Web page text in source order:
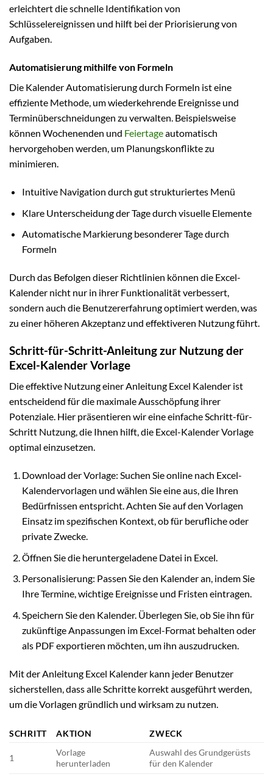
erleichtert die schnelle Identifikation von
Schlüsselereignissen und hilft bei der Priorisierung von
Aufgaben.
Automatisierung mithilfe von Formeln
Die Kalender Automatisierung durch Formeln ist eine
effiziente Methode, um wiederkehrende Ereignisse und
Terminüberschneidungen zu verwalten. Beispielsweise
können Wochenenden und Feiertageautomatisch
hervorgehoben werden, um Planungskonflikte zu
minimieren.
Intuitive Navigation durch gut strukturiertes Menü
Klare Unterscheidung der Tage durch visuelle Elemente
Automatische Markierung besonderer Tage durch
Formeln
Durch das Befolgen dieser Richtlinien können die Excel-
Kalender nicht nur in ihrer Funktionalität verbessert,
sondern auch die Benutzererfahrung optimiert werden, was
zu einer höheren Akzeptanz und effektiveren Nutzung führt.
Schritt-für-Schritt-Anleitung zur Nutzung der
Excel-Kalender Vorlage
Die effektive Nutzung einer Anleitung Excel Kalender ist
entscheidend für die maximale Ausschöpfung ihrer
Potenziale. Hier präsentieren wir eine einfache Schritt-für-
Schritt Nutzung, die Ihnen hilft, die Excel-Kalender Vorlage
optimal einzusetzen.
Download der Vorlage: Suchen Sie online nach Excel-
Kalendervorlagen und wählen Sie eine aus, die Ihren
Bedürfnissen entspricht. Achten Sie auf den Vorlagen
Einsatz im spezifischen Kontext, ob für berufliche oder
private Zwecke.
Öffnen Sie die heruntergeladene Datei in Excel.
Personalisierung: Passen Sie den Kalender an, indem Sie
Ihre Termine, wichtige Ereignisse und Fristen eintragen.
Speichern Sie den Kalender. Überlegen Sie, ob Sie ihn für
zukünftige Anpassungen im Excel-Format behalten oder
als PDF exportieren möchten, um ihn auszudrucken.
Mit der Anleitung Excel Kalender kann jeder Benutzer
sicherstellen, dass alle Schritte korrekt ausgeführt werden,
um die Vorlagen gründlich und wirksam zu nutzen.
SCHRITT AKTION ZWECK
1
Vorlage
herunterladen
Auswahl des Grundgerüsts
für den Kalender